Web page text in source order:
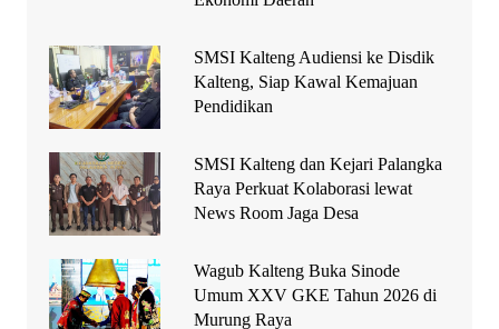
SMSI Kalteng Audiensi ke Disdik
Kalteng, Siap Kawal Kemajuan
Pendidikan
SMSI Kalteng dan Kejari Palangka
Raya Perkuat Kolaborasi lewat
News Room Jaga Desa
Wagub Kalteng Buka Sinode
Umum XXV GKE Tahun 2026 di
Murung Raya